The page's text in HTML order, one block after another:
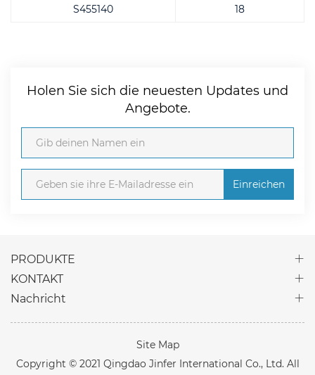
S455140
18
Holen Sie sich die neuesten Updates und
Angebote.
Einreichen
PRODUKTE
KONTAKT
Nachricht
Site Map
Copyright © 2021 Qingdao Jinfer International Co., Ltd. All